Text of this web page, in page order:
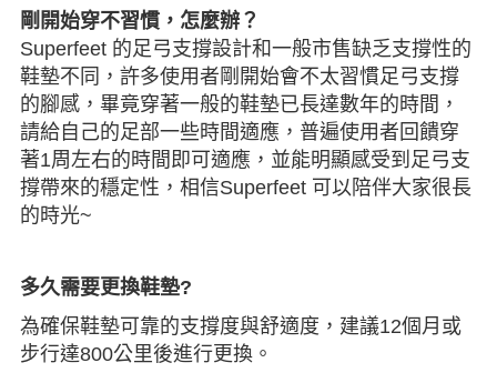
剛開始穿不習慣，怎麼辦？
Superfeet 的足弓支撐設計和一般市售缺乏支撐性的
鞋墊不同，許多使用者剛開始會不太習慣足弓支撐
的腳感，畢竟穿著一般的鞋墊已長達數年的時間，
請給自己的足部一些時間適應，普遍使用者回饋穿
著1周左右的時間即可適應，並能明顯感受到足弓支
撐帶來的穩定性，相信Superfeet 可以陪伴大家很長
的時光~
多久需要更換鞋墊?
為確保鞋墊可靠的支撐度與舒適度，建議12個月或
步行達800公里後進行更換。